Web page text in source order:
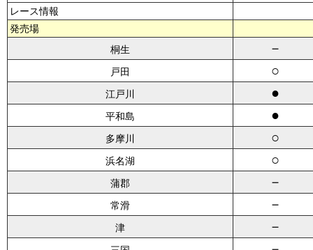
レース情報
発売場
桐生
－
戸田 ○
江戸川 ●
平和島 ●
多摩川 ○
浜名湖 ○
蒲郡 －
常滑 －
津 －